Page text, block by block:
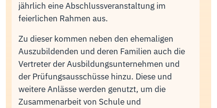
jährlich eine Abschlussveranstaltung im
feierlichen Rahmen aus.
Zu dieser kommen neben den ehemaligen
Auszubildenden und deren Familien auch die
Vertreter der Ausbildungsunternehmen und
der Prüfungsausschüsse hinzu. Diese und
weitere Anlässe werden genutzt, um die
Zusammenarbeit von Schule und